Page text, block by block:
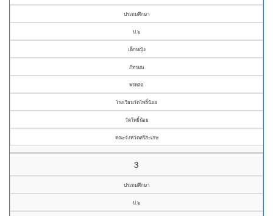
ประถมศึกษา
ป.๖
เด็กหญิง
ภัทรมน
พรหล่อ
โรงเรียนวัดโพธิ์น้อย
วัดโพธิ์น้อย
คณะจังหวัดศรีสะเกษ
3
ประถมศึกษา
ป.๖